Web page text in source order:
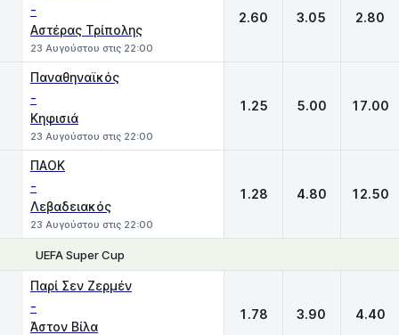
-
Αστέρας Τρίπολης
23 Αυγούστου στις 22:00
2.60 3.05 2.80
Παναθηναϊκός
-
Κηφισιά
23 Αυγούστου στις 22:00
1.25 5.00 17.00
ΠΑΟΚ
-
Λεβαδειακός
23 Αυγούστου στις 22:00
1.28 4.80 12.50
UEFA Super Cup
Παρί Σεν Ζερμέν
-
Άστον Βίλα
1.78 3.90 4.40